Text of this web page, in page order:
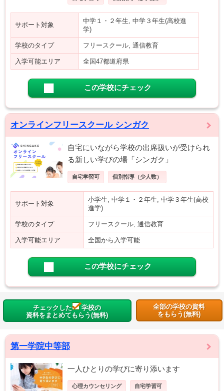
サポート対象
中学１・２年生, 中学３年生(高校進
学)
学校のタイプ フリースクール, 通信教育
入学可能エリア 全国47都道府県
この学校にチェック
オンラインフリースクール シンガク
自宅にいながら学校の出席扱いが受けられ
る新しい学びの場「シンガク」
自宅学習可 個別指導（少人数）
サポート対象
小学生, 中学１・２年生, 中学３年生(高校
進学)
学校のタイプ フリースクール, 通信教育
入学可能エリア 全国から入学可能
この学校にチェック
チェックした
学校の
資料をまとめてもらう(無料)
全部の学校の資料
をもらう(無料)
第一学院中等部
一人ひとりの学びに寄り添います
心理カウンセリング 自宅学習可